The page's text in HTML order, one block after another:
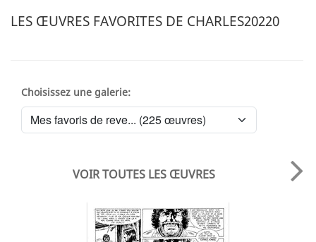
LES ŒUVRES FAVORITES DE CHARLES20220
Choisissez une galerie:
VOIR TOUTES LES ŒUVRES